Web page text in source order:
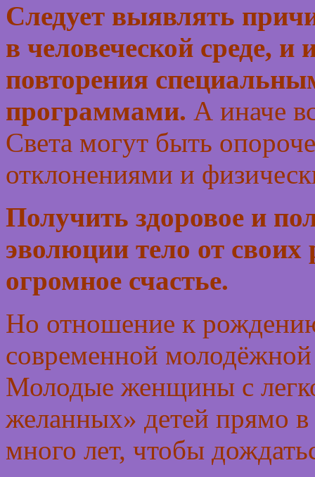
Следует выявлять
в человеческой среде,
повторения
программами. А иначе
Света могут быть
отклонениями и
Получить здоровое и
эволюции тело от своих
огромное счастье.
Но отношение к
современной
Молодые женщины с
желанных» детей прямо в
много лет, чтобы